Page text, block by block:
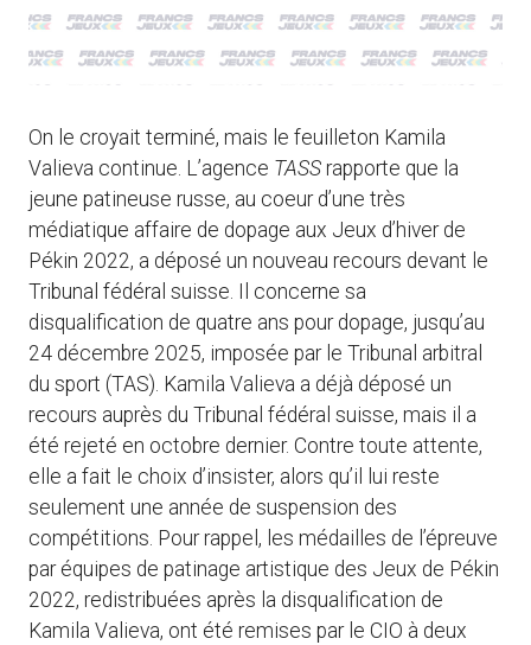
On le croyait terminé, mais le feuilleton Kamila
Valieva continue. L’agence TASS rapporte que la
jeune patineuse russe, au coeur d’une très
médiatique affaire de dopage aux Jeux d’hiver de
Pékin 2022, a déposé un nouveau recours devant le
Tribunal fédéral suisse. Il concerne sa
disqualification de quatre ans pour dopage, jusqu’au
24 décembre 2025, imposée par le Tribunal arbitral
du sport (TAS). Kamila Valieva a déjà déposé un
recours auprès du Tribunal fédéral suisse, mais il a
été rejeté en octobre dernier. Contre toute attente,
elle a fait le choix d’insister, alors qu’il lui reste
seulement une année de suspension des
compétitions. Pour rappel, les médailles de l’épreuve
par équipes de patinage artistique des Jeux de Pékin
2022, redistribuées après la disqualification de
Kamila Valieva, ont été remises par le CIO à deux